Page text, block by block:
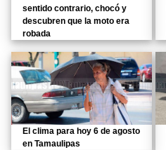
sentido contrario, chocó y
descubren que la moto era
robada
El clima para hoy 6 de agosto
en Tamaulipas